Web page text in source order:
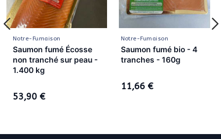
Notre-Fumaison
Saumon fumé Écosse
non tranché sur peau -
1.400 kg
53,90 €
Notre-Fumaison
Saumon fumé bio - 4
tranches - 160g
11,66 €